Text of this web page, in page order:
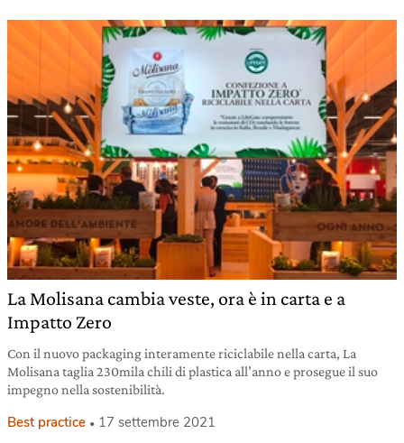
La Molisana cambia veste, ora è in carta e a
Impatto Zero
Con il nuovo packaging interamente riciclabile nella carta, La
Molisana taglia 230mila chili di plastica all’anno e prosegue il suo
impegno nella sostenibilità.
Best practice 17 settembre 2021